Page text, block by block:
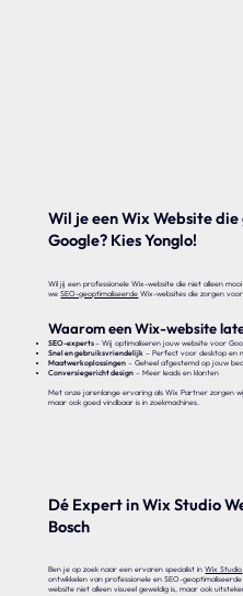
Wil je een Wix Website
Google? Kies Yonglo!
Wil jij een professionele Wix-website die niet alleen
weSEO-geoptimaliseerde Wix-websites die zorgen
Waarom een Wix-website
SEO-experts– Wij optimaliseren jouw website voor
Snel en gebruiksvriendelijk – Perfect voor desktop en
Maatwerkoplossingen – Geheel afgestemd op jouw
Conversiegericht design – Meer leads en klanten
Met onze jarenlange ervaring als Wix Partner zorgen
maar ook goed vindbaar is in zoekmachines.
Dé Expert in Wix Studio
Bosch
Ben je op zoek naar een ervaren specialist inWix Studio
ontwikkelen van professionele en SEO-
website niet alleen visueel geweldig is, maar ook